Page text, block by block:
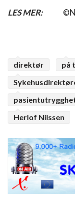
LES MER:
direktør på
Herlof Nilssen